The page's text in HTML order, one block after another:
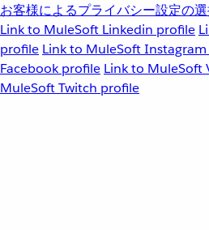
お客様によるプライバシー設定の
Link to MuleSoft Linkedin profile
profile Link to MuleSoft
Facebook profile Link to MuleSoft
MuleSoft Twitch profile